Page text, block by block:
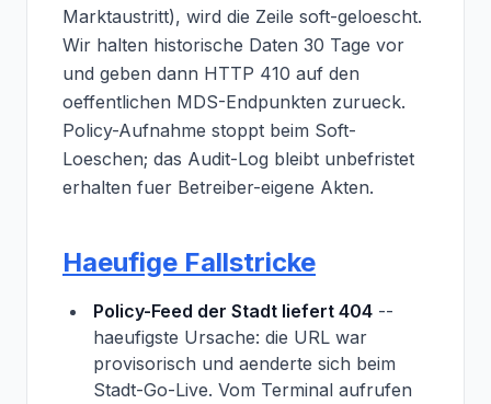
Marktaustritt), wird die Zeile soft-geloescht.
Wir halten historische Daten 30 Tage vor
und geben dann HTTP 410 auf den
oeffentlichen MDS-Endpunkten zurueck.
Policy-Aufnahme stoppt beim Soft-
Loeschen; das Audit-Log bleibt unbefristet
erhalten fuer Betreiber-eigene Akten.
Haeufige Fallstricke
Policy-Feed der Stadt liefert 404 --
haeufigste Ursache: die URL war
provisorisch und aenderte sich beim
Stadt-Go-Live. Vom Terminal aufrufen